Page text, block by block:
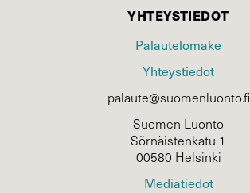
YHTEYSTIEDOT
Palautelomake
Yhteystiedot
palaute@suomenluonto.fi
Suomen Luonto
Sörnäistenkatu 1
00580 Helsinki
Mediatiedot